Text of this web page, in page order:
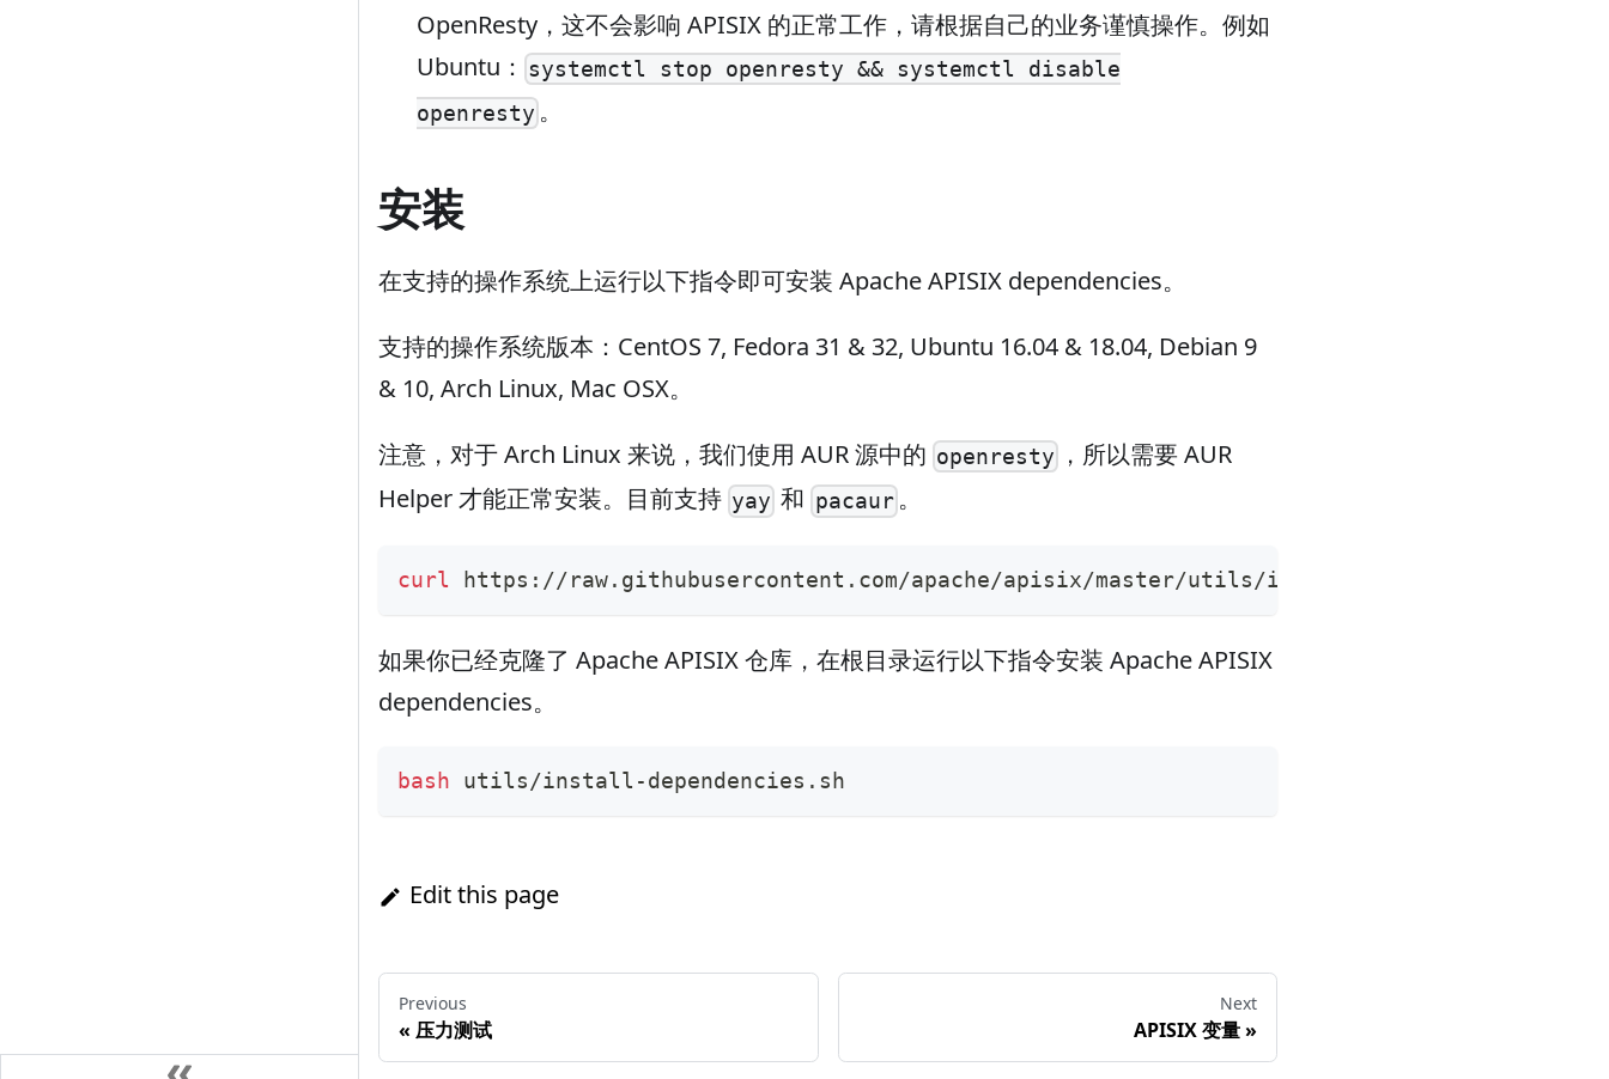
OpenResty，这不会影响 APISIX 的正常工作，请根据自己的业务谨慎操作。例如
Ubuntu： systemctl stop openresty && systemctl disable
openresty 。
安装
在支持的操作系统上运行以下指令即可安装 Apache APISIX dependencies。
支持的操作系统版本：CentOS 7, Fedora 31 & 32, Ubuntu 16.04 & 18.04, Debian 9
& 10, Arch Linux, Mac OSX。
注意，对于 Arch Linux 来说，我们使用 AUR 源中的 openresty
，所以需要 AUR
Helper 才能正常安装。目前支持 yay 和 pacaur。
curl https://raw.githubusercontent.com/apache/apisix/master/utils/install-dependencies.sh -
如果你已经克隆了 Apache APISIX 仓库，在根目录运行以下指令安装 Apache APISIX
dependencies。
bash utils/install-dependencies.sh
Edit this page
Previous
« 压力测试
Next
APISIX 变量»